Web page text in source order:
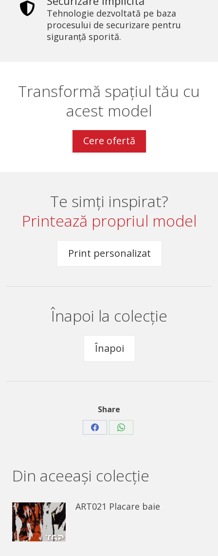
Tehnologie dezvoltată pe baza
procesului de securizare pentru
siguranță sporită.
Transformă spațiul tău cu
acest model
Cere ofertă
Te simți inspirat?
Printează propriul model
Print personalizat
Înapoi la colecție
Înapoi
Share
Share Share
Din aceeaşi colecție
ART021 Placare baie